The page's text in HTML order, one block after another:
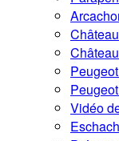
Vidéo